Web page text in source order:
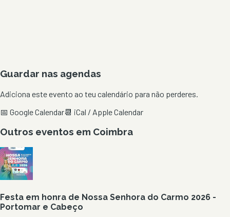
Guardar nas agendas
Adiciona este evento ao teu calendário para não perderes.
📅 Google Calendar📆 iCal / Apple Calendar
Outros eventos em Coimbra
Festa em honra de Nossa Senhora do Carmo 2026 -
Portomar e Cabeço